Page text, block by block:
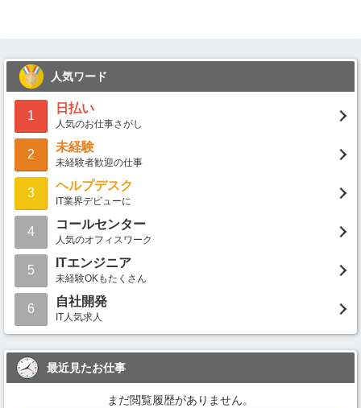
人気ワード
1
日払い
人気のお仕事さがし
2
未経験
未経験者歓迎の仕事
3
ヘルプデスク
IT業界デビューに
4
コールセンター
人気のオフィスワーク
5
ITエンジニア
未経験OKもたくさん
6
自社開発
IT人気求人
最近見たお仕事
まだ閲覧履歴がありません。